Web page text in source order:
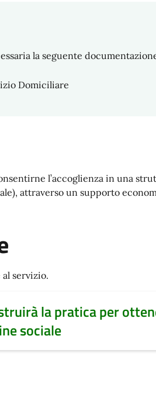
la seguente
Domiciliare
l’accoglienza in una
attraverso un supporto
servizio.
la pratica per
sociale